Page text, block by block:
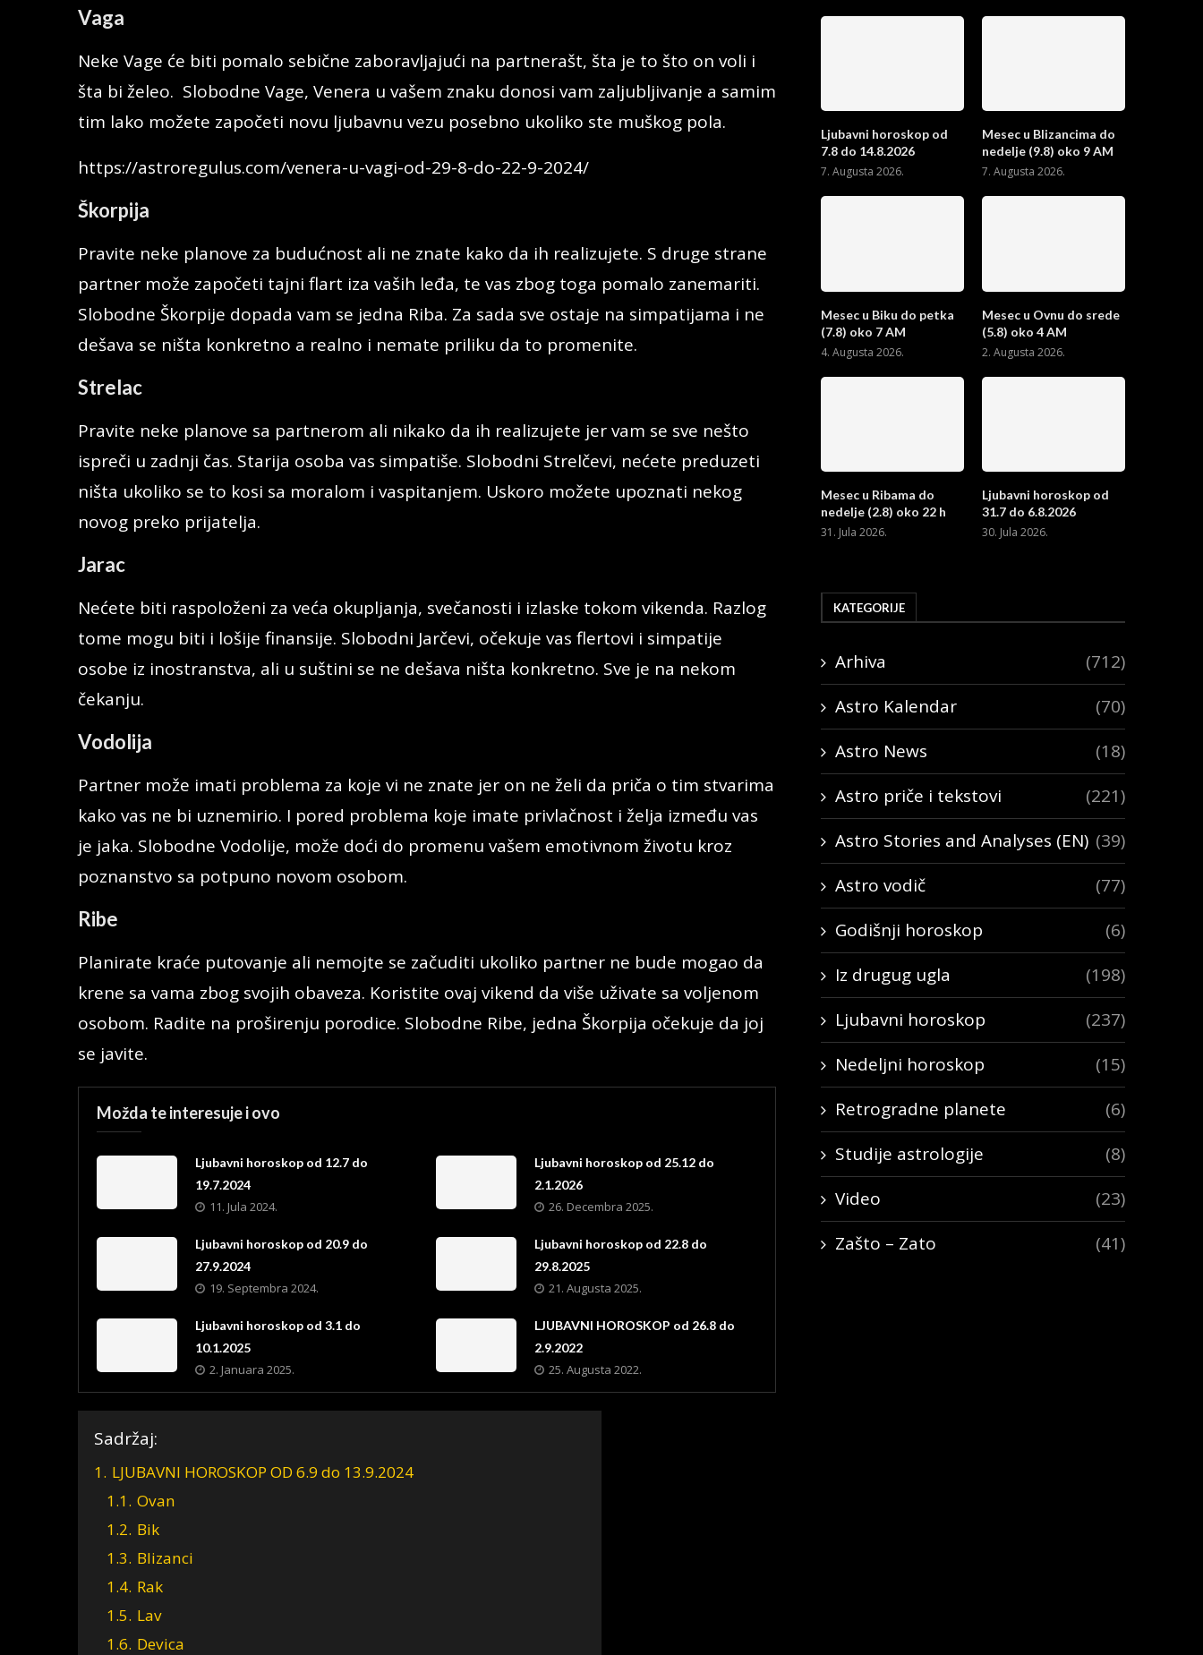
Vaga
Neke Vage će biti pomalo sebične zaboravljajući na partnerašt, šta je to što on voli i
šta bi želeo. Slobodne Vage, Venera u vašem znaku donosi vam zaljubljivanje a samim
tim lako možete započeti novu ljubavnu vezu posebno ukoliko ste muškog pola.
https://astroregulus.com/venera-u-vagi-od-29-8-do-22-9-2024/
Škorpija
Pravite neke planove za budućnost ali ne znate kako da ih realizujete. S druge strane
partner može započeti tajni flart iza vaših leđa, te vas zbog toga pomalo zanemariti.
Slobodne Škorpije dopada vam se jedna Riba. Za sada sve ostaje na simpatijama i ne
dešava se ništa konkretno a realno i nemate priliku da to promenite.
Strelac
Pravite neke planove sa partnerom ali nikako da ih realizujete jer vam se sve nešto
ispreči u zadnji čas. Starija osoba vas simpatiše. Slobodni Strelčevi, nećete preduzeti
ništa ukoliko se to kosi sa moralom i vaspitanjem. Uskoro možete upoznati nekog
novog preko prijatelja.
Jarac
Nećete biti raspoloženi za veća okupljanja, svečanosti i izlaske tokom vikenda. Razlog
tome mogu biti i lošije finansije. Slobodni Jarčevi, očekuje vas flertovi i simpatije
osobe iz inostranstva, ali u suštini se ne dešava ništa konkretno. Sve je na nekom
čekanju.
Vodolija
Partner može imati problema za koje vi ne znate jer on ne želi da priča o tim stvarima
kako vas ne bi uznemirio. I pored problema koje imate privlačnost i želja između vas
je jaka. Slobodne Vodolije, može doći do promenu vašem emotivnom životu kroz
poznanstvo sa potpuno novom osobom.
Ribe
Planirate kraće putovanje ali nemojte se začuditi ukoliko partner ne bude mogao da
krene sa vama zbog svojih obaveza. Koristite ovaj vikend da više uživate sa voljenom
osobom. Radite na proširenju porodice. Slobodne Ribe, jedna Škorpija očekuje da joj
se javite.
Možda te interesuje i ovo
Ljubavni horoskop od 12.7 do
19.7.2024
11. Jula 2024.
Ljubavni horoskop od 25.12 do
2.1.2026
26. Decembra 2025.
Ljubavni horoskop od 20.9 do
27.9.2024
19. Septembra 2024.
Ljubavni horoskop od 22.8 do
29.8.2025
21. Augusta 2025.
Ljubavni horoskop od 3.1 do
10.1.2025
2. Januara 2025.
LJUBAVNI HOROSKOP od 26.8 do
2.9.2022
25. Augusta 2022.
Sadržaj:
1. LJUBAVNI HOROSKOP OD 6.9 do 13.9.2024
1.1. Ovan
1.2. Bik
1.3. Blizanci
1.4. Rak
1.5. Lav
1.6. Devica
Ljubavni horoskop od
7.8 do 14.8.2026
7. Augusta 2026.
Mesec u Blizancima do
nedelje (9.8) oko 9 AM
7. Augusta 2026.
Mesec u Biku do petka
(7.8) oko 7 AM
4. Augusta 2026.
Mesec u Ovnu do srede
(5.8) oko 4 AM
2. Augusta 2026.
Mesec u Ribama do
nedelje (2.8) oko 22 h
31. Jula 2026.
Ljubavni horoskop od
31.7 do 6.8.2026
30. Jula 2026.
KATEGORIJE
Arhiva
(712)
Astro Kalendar
(70)
Astro News
(18)
Astro priče i tekstovi
(221)
Astro Stories and Analyses (EN) (39)
Astro vodič
(77)
Godišnji horoskop
(6)
Iz drugug ugla
(198)
Ljubavni horoskop
(237)
Nedeljni horoskop
(15)
Retrogradne planete
(6)
Studije astrologije
(8)
Video
(23)
Zašto – Zato
(41)